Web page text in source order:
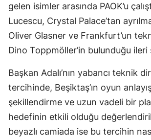
gelen isimler arasında PAOK’u
Lucescu, Crystal Palace’tan
Oliver Glasner ve Frankfurt’un
Dino Toppmöller’in bulunduğu ileri
Başkan Adalı’nın yabancı teknik
tercihinde, Beşiktaş’ın oyun
şekillendirme ve uzun vadeli bir
hedefinin etkili olduğu
beyazlı camiada ise bu tercihin